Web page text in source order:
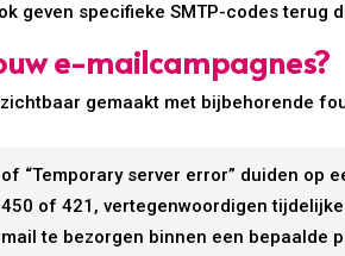
geven specifieke SMTP-codes terug
e-mailcampagnes?
gemaakt met bijbehorende
“Temporary server error” duiden op
450 of 421, vertegenwoordigen
te bezorgen binnen een bepaalde